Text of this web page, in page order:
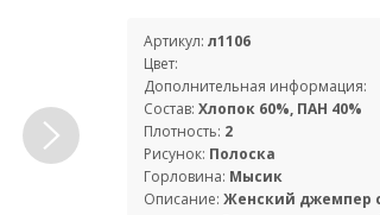
Артикул: л1106
Цвет:
Дополнительная информация:
Состав: Хлопок 60%, ПАН 40%
Плотность: 2
Рисунок: Полоска
Горловина: Мысик
Описание: Женский джемпер